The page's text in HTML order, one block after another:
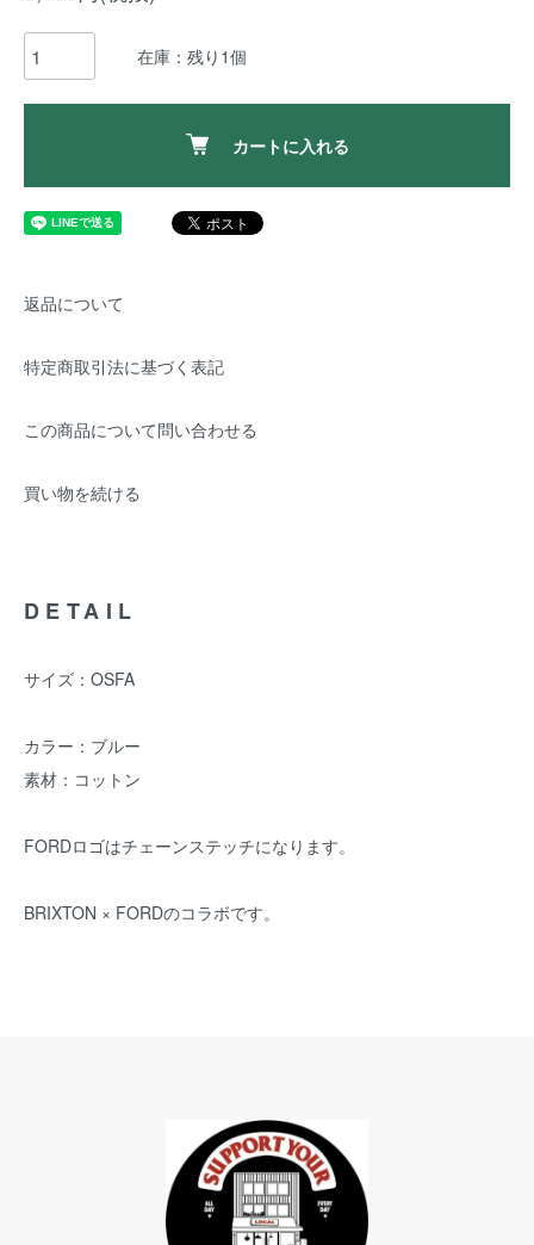
在庫：残り1個
カートに入れる
返品について
特定商取引法に基づく表記
この商品について問い合わせる
買い物を続ける
DETAIL
サイズ：OSFA
カラー：ブルー
素材：コットン
FORDロゴはチェーンステッチになります。
BRIXTON × FORDのコラボです。